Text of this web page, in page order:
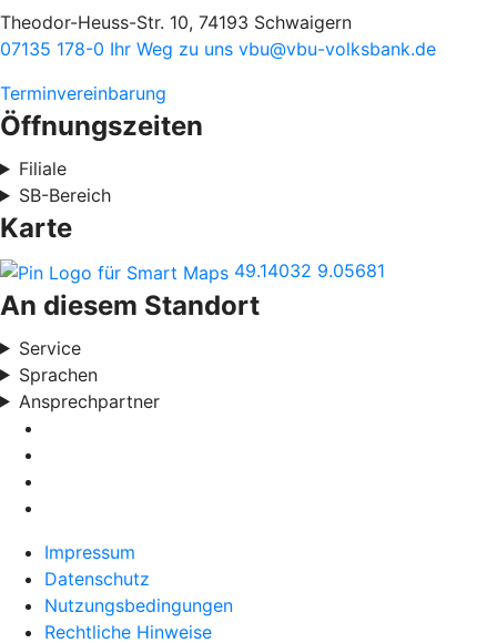
Theodor-Heuss-Str. 10, 74193 Schwaigern
07135 178-0 Ihr Weg zu uns vbu@vbu-volksbank.de
Terminvereinbarung
Öffnungszeiten
Filiale
SB-Bereich
Karte
49.14032 9.05681
An diesem Standort
Service
Sprachen
Ansprechpartner
Impressum
Datenschutz
Nutzungsbedingungen
Rechtliche Hinweise